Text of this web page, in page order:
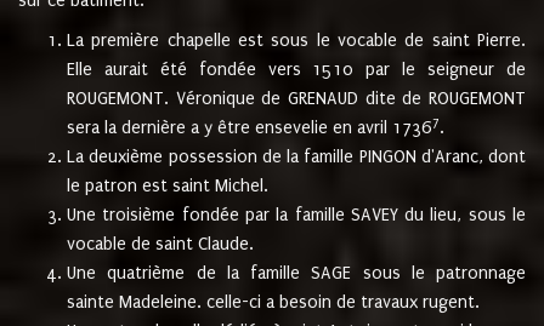
La première chapelle est sous le vocable de saint Pierre.
Elle aurait été fondée vers 1510 par le seigneur de
ROUGEMONT. Véronique de GRENAUD dite de ROUGEMONT
sera la dernière a y être ensevelie en avril 17367.
La deuxième possession de la famille PINGON d'Aranc, dont
le patron est saint Michel.
Une troisième fondée par la famille SAVEY du lieu, sous le
vocable de saint Claude.
Une quatrième de la famille SAGE sous le patronnage
sainte Madeleine. celle-ci a besoin de travaux rugent.